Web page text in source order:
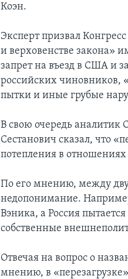
Коэн.
Эксперт призвал
и верховенстве закона»
запрет на въезд в США и
российских чиновников,
пытки и иные грубые
В свою очередь
Сестанович сказал, что
потепления в
По его мнению, между
недопонимание.
Вэника, а Россия
собственные
Отвечая на вопрос о
мнению, в